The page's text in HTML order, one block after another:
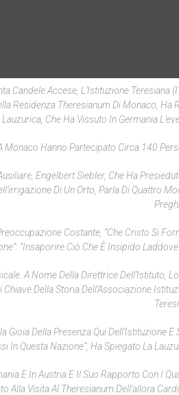
Candele Accese, L’Istituzione Teresiana
Residenza Theresianum Di Monaco, Ha
Che Ha Vissuto In Germania
Monaco Hanno Partecipato Circa 140
Engelbert Siebler, Che Ha
Di Un Orto, Parla Di Quattro
Costante, “che Cristo Si
“insaporire Ciò Che È Insipido Laddove
A Nome Della Direttrice Dell’Istituto,
Della Storia Dell’Associazione
Della Presenza Qui Dell’Istituzione E
In Questa Nazione”, Ha Spiegato La
E In Austria E Il Suo Rapporto Con I
Alla Visita Al Theresianum Dell’allora